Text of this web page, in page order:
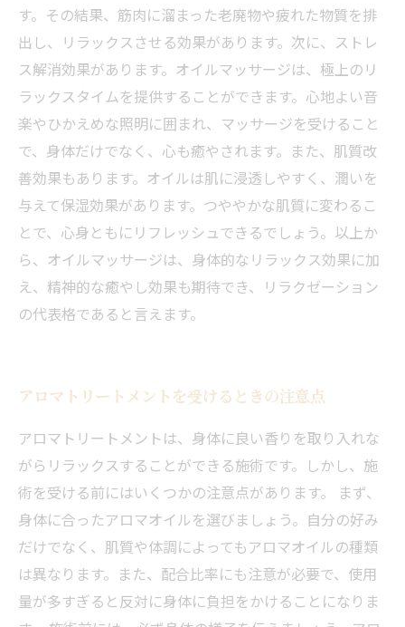
す。その結果、筋肉に溜まった老廃物や疲れた物質を排
出し、リラックスさせる効果があります。次に、ストレ
ス解消効果があります。オイルマッサージは、極上のリ
ラックスタイムを提供することができます。心地よい音
楽やひかえめな照明に囲まれ、マッサージを受けること
で、身体だけでなく、心も癒やされます。また、肌質改
善効果もあります。オイルは肌に浸透しやすく、潤いを
与えて保湿効果があります。つややかな肌質に変わるこ
とで、心身ともにリフレッシュできるでしょう。以上か
ら、オイルマッサージは、身体的なリラックス効果に加
え、精神的な癒やし効果も期待でき、リラクゼーション
の代表格であると言えます。
アロマトリートメントを受けるときの注意点
アロマトリートメントは、身体に良い香りを取り入れな
がらリラックスすることができる施術です。しかし、施
術を受ける前にはいくつかの注意点があります。 まず、
身体に合ったアロマオイルを選びましょう。自分の好み
だけでなく、肌質や体調によってもアロマオイルの種類
は異なります。また、配合比率にも注意が必要で、使用
量が多すぎると反対に身体に負担をかけることになりま
当サロンの公式LINE@にお友達登録頂いたお客様は